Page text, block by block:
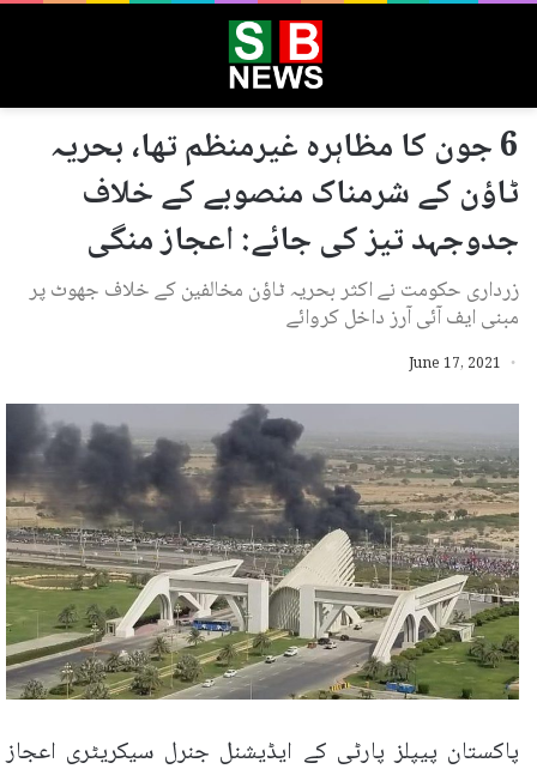
6 جون کا مظاہرہ غیرمنظم تھا، بحریہ
ٹاؤن کے شرمناک منصوبے کے خلاف
جدوجہد تیز کی جائے: اعجاز منگی
زرداری حکومت نے اکثر بحریہ ٹاؤن مخالفین کے خلاف جھوٹ پر
مبنی ایف آئی آرز داخل کروائے
June 17, 2021
پاکستان پیپلز پارٹی کے ایڈیشنل جنرل سیکریٹری اعجاز